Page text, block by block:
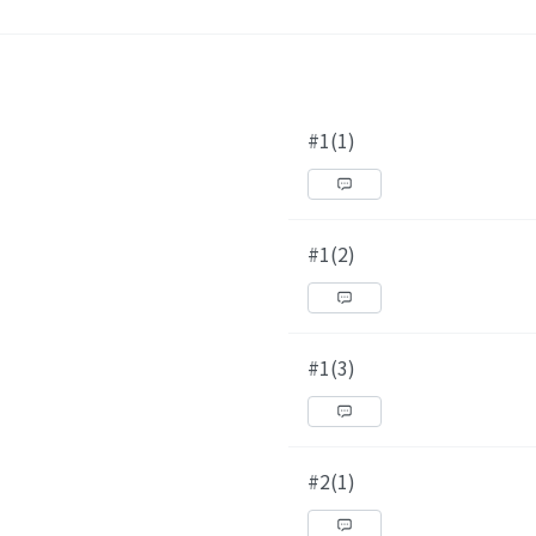
#1(1)
#1(2)
#1(3)
#2(1)